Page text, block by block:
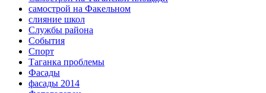
самострой на Факельном
слияние школ
Службы района
События
Спорт
Таганка проблемы
Фасады
фасады 2014